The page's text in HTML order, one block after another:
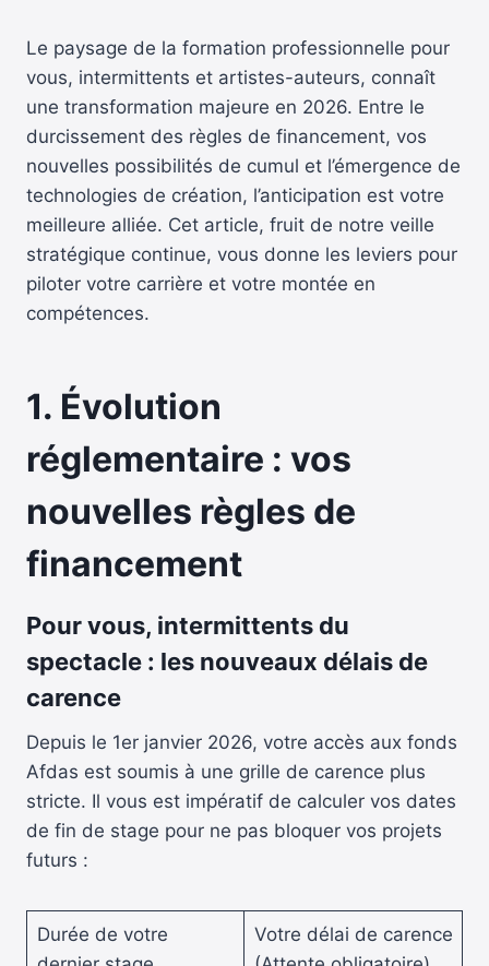
Le paysage de la formation professionnelle pour
vous, intermittents et artistes-auteurs, connaît
une transformation majeure en 2026. Entre le
durcissement des règles de financement, vos
nouvelles possibilités de cumul et l’émergence de
technologies de création, l’anticipation est votre
meilleure alliée. Cet article, fruit de notre veille
stratégique continue, vous donne les leviers pour
piloter votre carrière et votre montée en
compétences.
1. Évolution
réglementaire : vos
nouvelles règles de
financement
Pour vous, intermittents du
spectacle : les nouveaux délais de
carence
Depuis le 1er janvier 2026, votre accès aux fonds
Afdas est soumis à une grille de carence plus
stricte. Il vous est impératif de calculer vos dates
de fin de stage pour ne pas bloquer vos projets
futurs :
Durée de votre
Votre délai de carence